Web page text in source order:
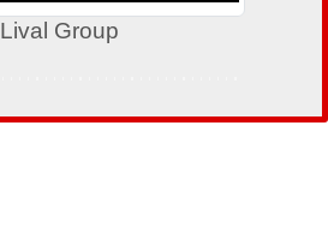
Lival Group